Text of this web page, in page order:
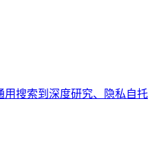
搜索到深度研究、隐私自